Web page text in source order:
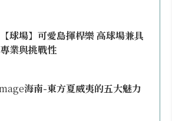
【球場】可愛島揮桿樂 高球場兼具
專業與挑戰性
海南-東方夏威夷的五大魅力